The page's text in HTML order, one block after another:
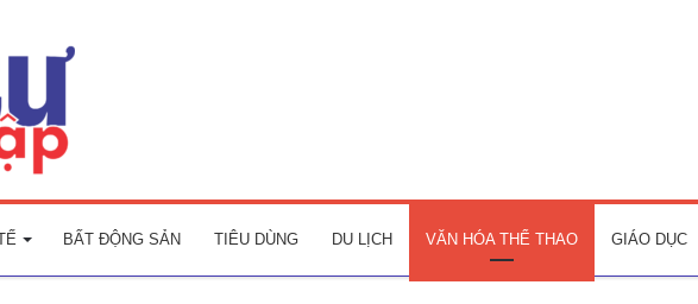
BẤT ĐỘNG SẢN TIÊU DÙNG DU LỊCH VĂN HÓA THỂ THAO GIÁO DỤC